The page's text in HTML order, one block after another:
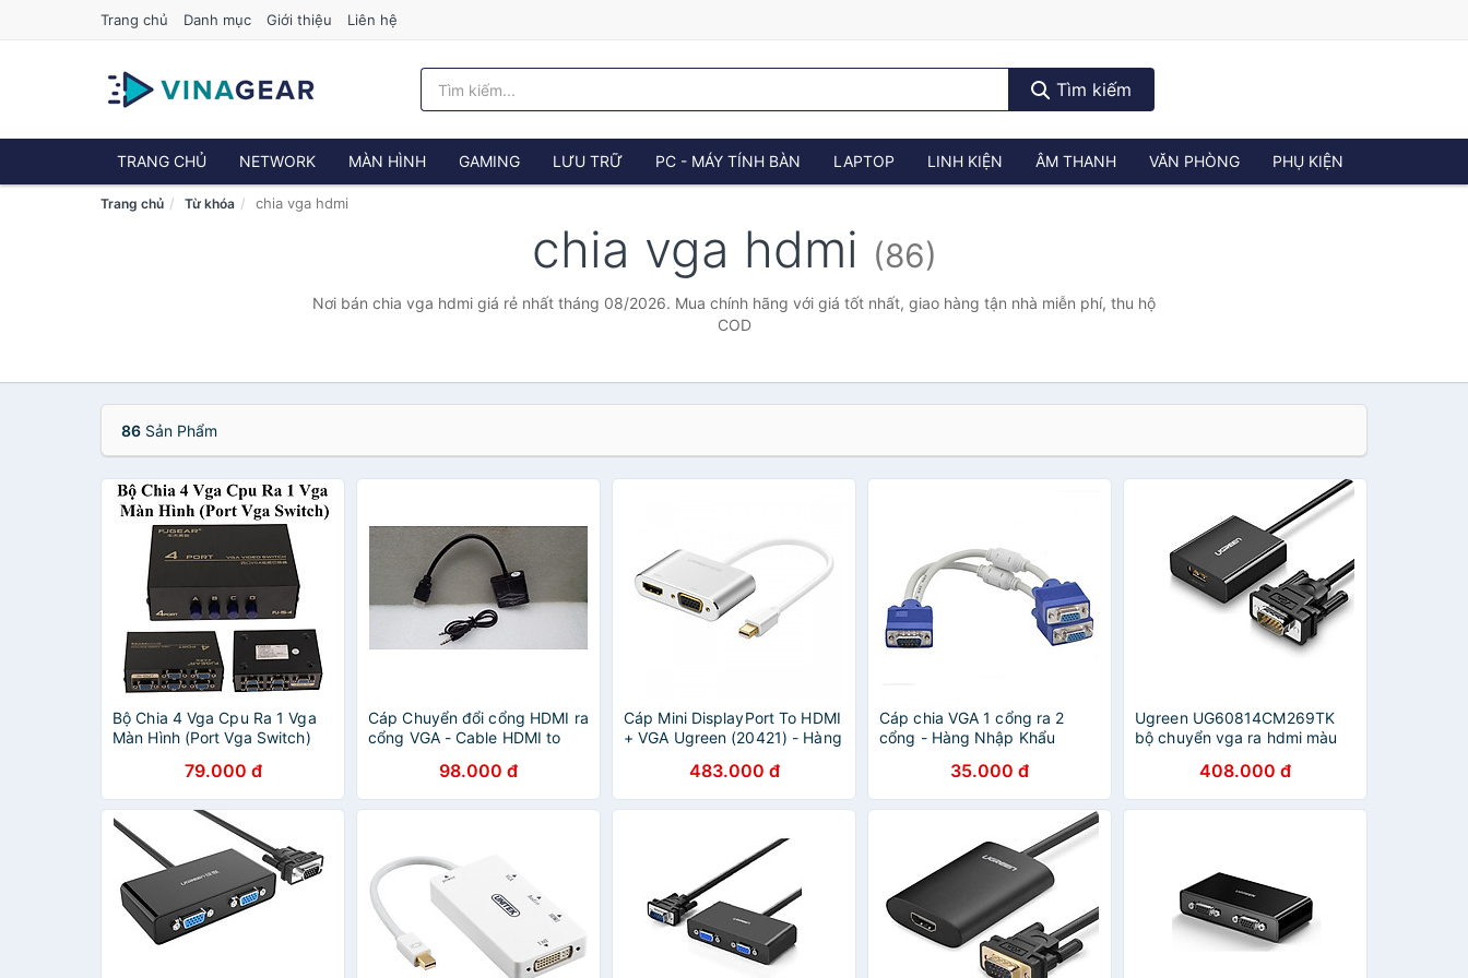
Trang chủ Danh mục Giới thiệu Liên hệ
Tìm kiếm
TRANG CHỦ NETWORK MÀN HÌNH GAMING LƯU TRỮ PC - MÁY TÍNH BÀN LAPTOP LINH KIỆN ÂM THANH VĂN PHÒNG PHỤ KIỆN
Trang chủ Từ khóa chia vga hdmi
chia vga hdmi (86)
Nơi bán chia vga hdmi giá rẻ nhất tháng 08/2026. Mua chính hãng với giá tốt nhất, giao hàng tận nhà miễn phí, thu hộ
COD
86 Sản Phẩm
Bộ Chia 4 Vga Cpu Ra 1 Vga
Màn Hình (Port Vga Switch)
79.000 đ
Cáp Chuyển đổi cổng HDMI ra
cổng VGA - Cable HDMI to
với tivi, máy chiếu - Hàng
chính hãng
98.000 đ
Cáp Mini DisplayPort To HDMI
+ VGA Ugreen (20421) - Hàng
483.000 đ
Cáp chia VGA 1 cổng ra 2
cổng - Hàng Nhập Khẩu
35.000 đ
Ugreen UG60814CM269TK
bộ chuyển vga ra hdmi màu
408.000 đ